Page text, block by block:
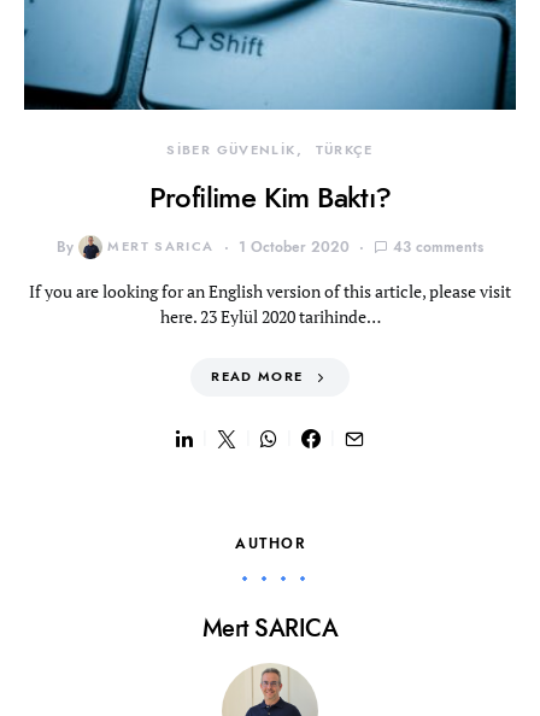
SİBER GÜVENLİK TÜRKÇE
Profilime Kim Baktı?
By MERT SARICA 1 October 2020 43 comments
If you are looking for an English version of this article, please visit
here. 23 Eylül 2020 tarihinde…
READ MORE
AUTHOR
Mert SARICA